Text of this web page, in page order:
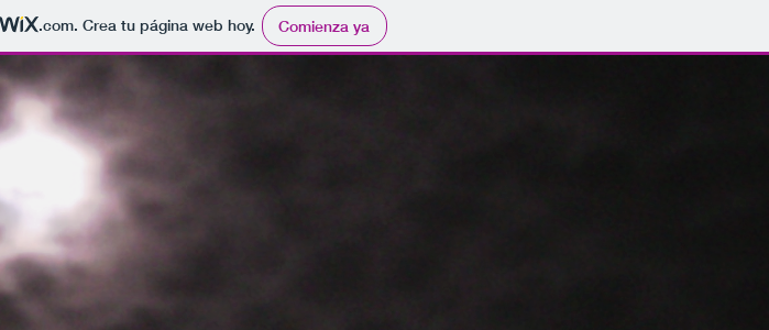
.com. Crea tu página web hoy. Comienza ya